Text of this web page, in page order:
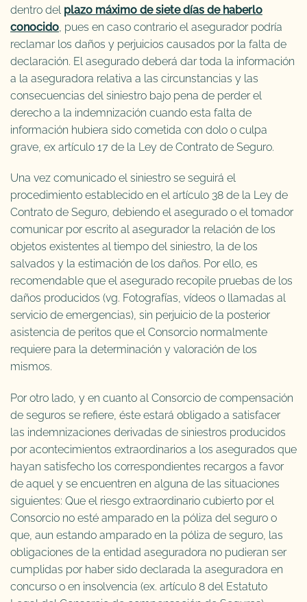
dentro del plazo máximo de siete días de haberlo
conocido , pues en caso contrario el asegurador podría
reclamar los daños y perjuicios causados por la falta de
declaración. El asegurado deberá dar toda la información
a la aseguradora relativa a las circunstancias y las
consecuencias del siniestro bajo pena de perder el
derecho a la indemnización cuando esta falta de
información hubiera sido cometida con dolo o culpa
grave, ex artículo 17 de la Ley de Contrato de Seguro.
Una vez comunicado el siniestro se seguirá el
procedimiento establecido en el artículo 38 de la Ley de
Contrato de Seguro, debiendo el asegurado o el tomador
comunicar por escrito al asegurador la relación de los
objetos existentes al tiempo del siniestro, la de los
salvados y la estimación de los daños. Por ello, es
recomendable que el asegurado recopile pruebas de los
daños producidos (vg. Fotografías, vídeos o llamadas al
servicio de emergencias), sin perjuicio de la posterior
asistencia de peritos que el Consorcio normalmente
requiere para la determinación y valoración de los
mismos.
Por otro lado, y en cuanto al Consorcio de compensación
de seguros se refiere, éste estará obligado a satisfacer
las indemnizaciones derivadas de siniestros producidos
por acontecimientos extraordinarios a los asegurados que
hayan satisfecho los correspondientes recargos a favor
de aquel y se encuentren en alguna de las situaciones
siguientes: Que el riesgo extraordinario cubierto por el
Consorcio no esté amparado en la póliza del seguro o
que, aun estando amparado en la póliza de seguro, las
obligaciones de la entidad aseguradora no pudieran ser
cumplidas por haber sido declarada la aseguradora en
concurso o en insolvencia (ex. artículo 8 del Estatuto